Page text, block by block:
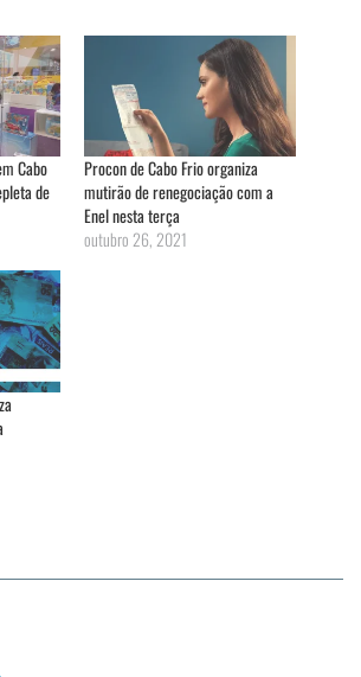
Cabo
de
Procon de Cabo Frio organiza
mutirão de renegociação com a
Enel nesta terça
outubro 26, 2021